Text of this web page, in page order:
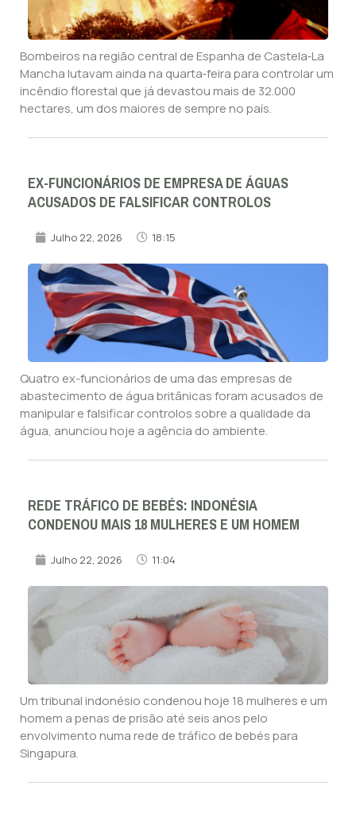
Bombeiros na região central de Espanha de Castela‑La
Mancha lutavam ainda na quarta‑feira para controlar um
incêndio florestal que já devastou mais de 32.000
hectares, um dos maiores de sempre no país.
EX-FUNCIONÁRIOS DE EMPRESA DE ÁGUAS
ACUSADOS DE FALSIFICAR CONTROLOS
Julho 22, 2026 18:15
Quatro ex-funcionários de uma das empresas de
abastecimento de água britânicas foram acusados de
manipular e falsificar controlos sobre a qualidade da
água, anunciou hoje a agência do ambiente.
REDE TRÁFICO DE BEBÉS: INDONÉSIA
CONDENOU MAIS 18 MULHERES E UM HOMEM
Julho 22, 2026 11:04
Um tribunal indonésio condenou hoje 18 mulheres e um
homem a penas de prisão até seis anos pelo
envolvimento numa rede de tráfico de bebés para
Singapura.